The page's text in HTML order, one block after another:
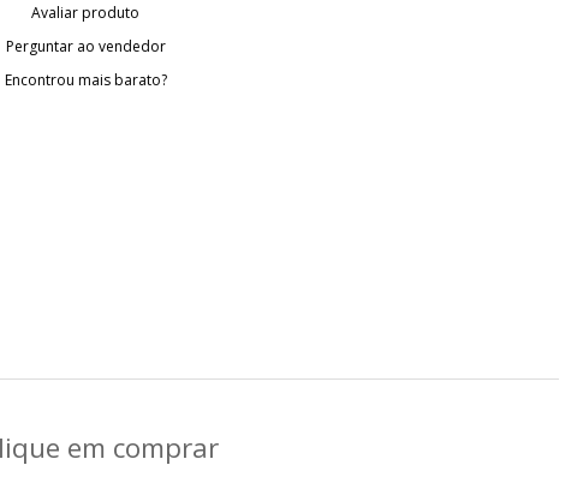
Avaliar produto
Perguntar ao vendedor
Encontrou mais barato?
em comprar